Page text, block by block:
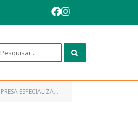
MUNICIPAL DE ANAPURUS/MA)